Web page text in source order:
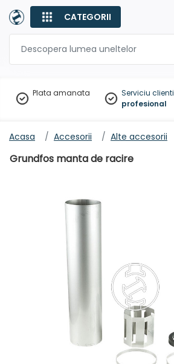
CATEGORII
Plata amanata
Serviciu clienti
profesional
Acasa Accesorii Alte accesorii
Grundfos manta de racire